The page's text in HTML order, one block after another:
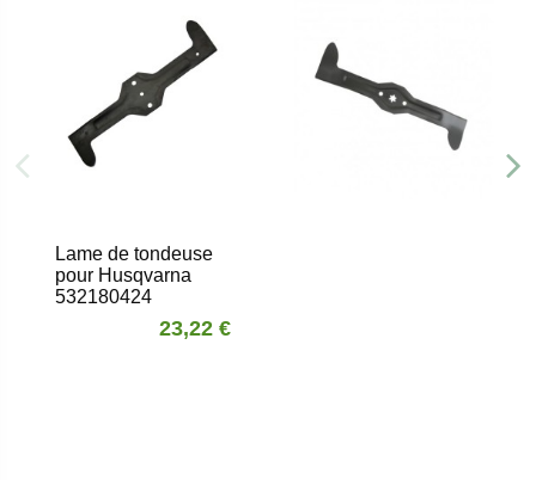
Lame de tondeuse
pour Husqvarna
532180424
23,22 €